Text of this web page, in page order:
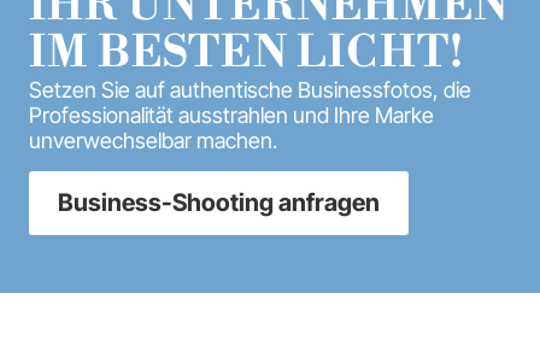
Mehr Fotos auf Insta:
@windisch.fotografie
Nicht direkt in Dresden? Kein Problem! Für ein
gutes Shooting komm ich gern zu euch.
Fotoshooting Dresden Über mich